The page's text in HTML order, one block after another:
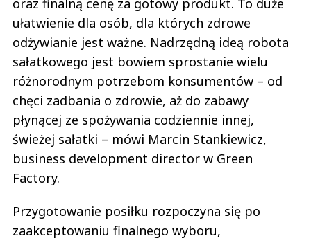
oraz finalną cenę za gotowy produkt. To duże
ułatwienie dla osób, dla których zdrowe
odżywianie jest ważne. Nadrzędną ideą robota
sałatkowego jest bowiem sprostanie wielu
różnorodnym potrzebom konsumentów – od
chęci zadbania o zdrowie, aż do zabawy
płynącej ze spożywania codziennie innej,
świeżej sałatki – mówi Marcin Stankiewicz,
business development director w Green
Factory.
Przygotowanie posiłku rozpoczyna się po
zaakceptowaniu finalnego wyboru,